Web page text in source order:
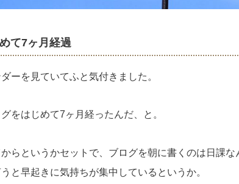
て7ヶ月経過
ーを見ていてふと気付きました。
をはじめて7ヶ月経ったんだ、と。
らというかセットで、ブログを朝に書くのは日課
と早起きに気持ちが集中しているというか。